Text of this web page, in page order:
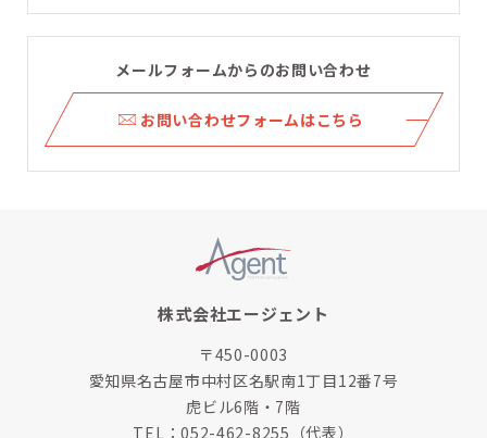
メールフォームからのお問い合わせ
お問い合わせフォームはこちら
株式会社エージェント
〒450-0003
愛知県名古屋市中村区名駅南1丁目12番7号
虎ビル6階・7階
TEL：052-462-8255 （代表）